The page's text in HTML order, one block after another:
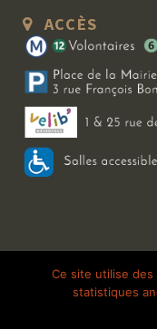
ACCÈS
Copyright 2026 Le Bal
Ce site utilise
statistiques